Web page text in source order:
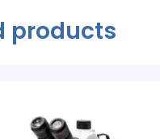
products